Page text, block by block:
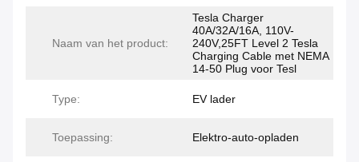
Naam van het product:
Tesla Charger
40A/32A/16A, 110V-
240V,25FT Level 2 Tesla
Charging Cable met NEMA
14-50 Plug voor Tesl
Type: EV lader
Toepassing: Elektro-auto-opladen